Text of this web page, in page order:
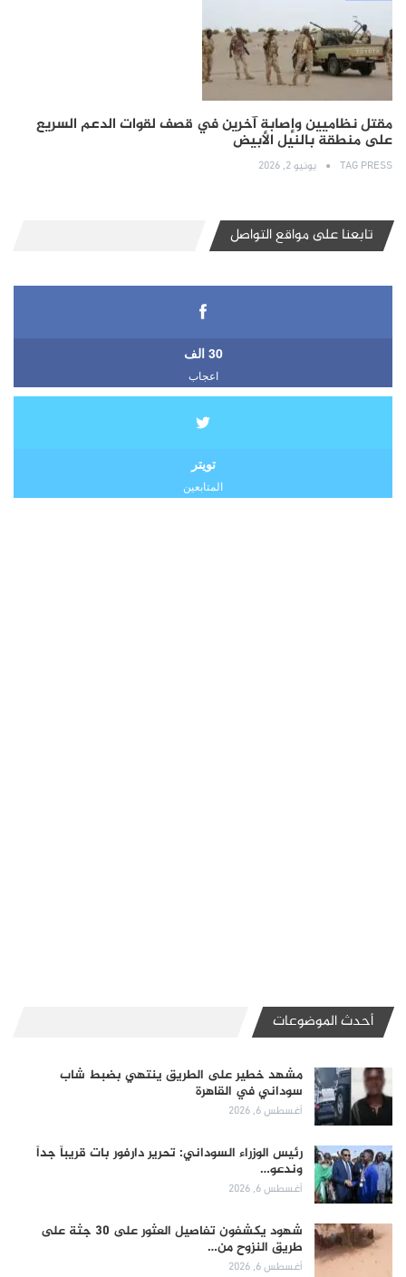
مقتل نظاميين وإصابة آخرين في قصف لقوات الدعم السريع
على منطقة بالنيل الأبيض
TAG PRESS يونيو 2, 2026
تابعنا على مواقع التواصل
30 الف
اعجاب
تويتر
المتابعين
أحدث الموضوعات
مشهد خطير على الطريق ينتهي بضبط شاب
سوداني في القاهرة
أغسطس 6, 2026
رئيس الوزراء السوداني: تحرير دارفور بات قريباً جداً
وندعو…
أغسطس 6, 2026
شهود يكشفون تفاصيل العثور على 30 جثة على
طريق النزوح من…
أغسطس 6, 2026